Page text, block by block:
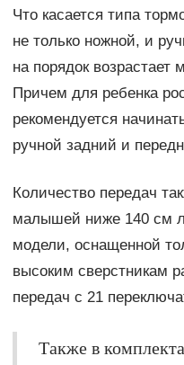
Что касается типа
не только ножной, и
на порядок
Причем для ребенка
рекомендуется
ручной задний и
Количество передач
малышей ниже 140 см
модели, оснащенной
высоким сверстникам
передач с 21
Также в